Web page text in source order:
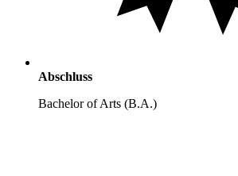
Abschluss
Bachelor of Arts (B.A.)